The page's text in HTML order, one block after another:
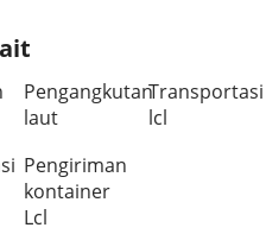
Pengangkutan
laut
Transportasi
lcl
Pengiriman
kontainer
Lcl